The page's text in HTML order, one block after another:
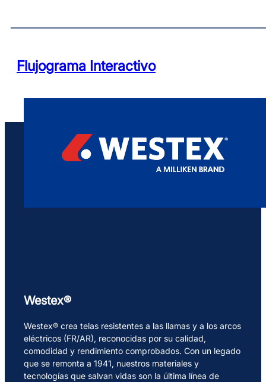
Flujograma Interactivo
Westex®
Westex® crea telas resistentes a las llamas y a los arcos
eléctricos (FR/AR), reconocidas por su calidad,
comodidad y rendimiento comprobados. Con un legado
que se remonta a 1941, nuestros materiales y
tecnologías que salvan vidas son la última línea de